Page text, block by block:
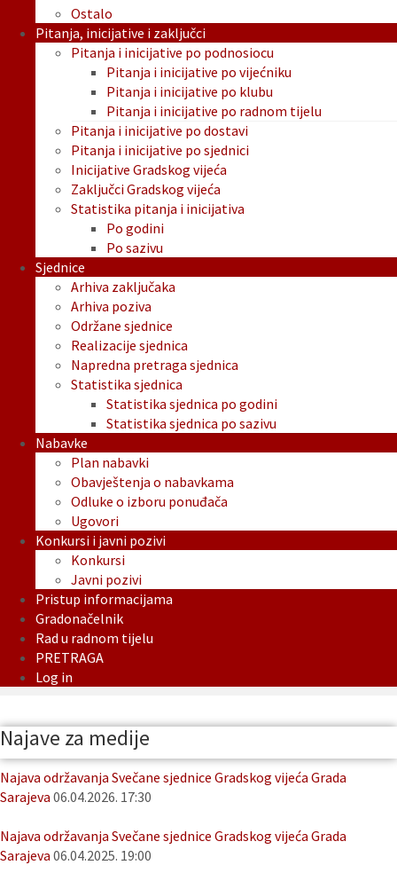
Ostalo
Pitanja, inicijative i zaključci
Pitanja i inicijative po podnosiocu
Pitanja i inicijative po vijećniku
Pitanja i inicijative po klubu
Pitanja i inicijative po radnom tijelu
Pitanja i inicijative po dostavi
Pitanja i inicijative po sjednici
Inicijative Gradskog vijeća
Zaključci Gradskog vijeća
Statistika pitanja i inicijativa
Po godini
Po sazivu
Sjednice
Arhiva zaključaka
Arhiva poziva
Održane sjednice
Realizacije sjednica
Napredna pretraga sjednica
Statistika sjednica
Statistika sjednica po godini
Statistika sjednica po sazivu
Nabavke
Plan nabavki
Obavještenja o nabavkama
Odluke o izboru ponuđača
Ugovori
Konkursi i javni pozivi
Konkursi
Javni pozivi
Pristup informacijama
Gradonačelnik
Rad u radnom tijelu
PRETRAGA
Log in
Najave za medije
Najava održavanja Svečane sjednice Gradskog vijeća Grada
Sarajeva 06.04.2026. 17:30
Najava održavanja Svečane sjednice Gradskog vijeća Grada
Sarajeva 06.04.2025. 19:00